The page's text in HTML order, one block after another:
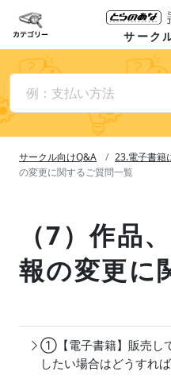
サーク
サークル向けQ&A 23.電子書籍
の変更に関するご質問一覧
（7）作品
報の変更に
①【電子書籍】販売し
したい場合はどうすれ